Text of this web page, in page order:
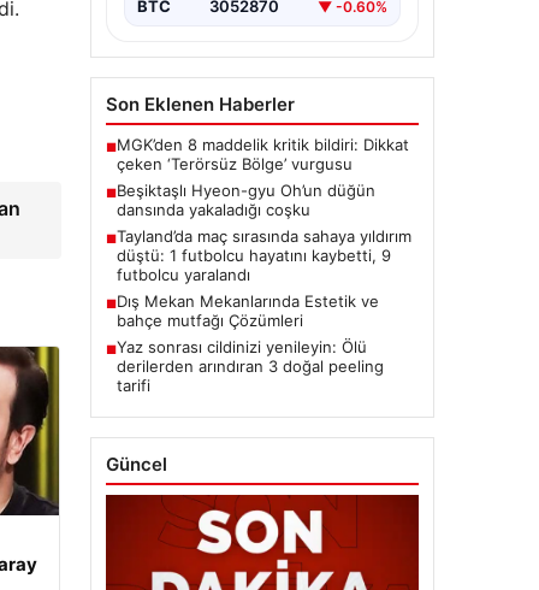
BTC 3052870 ▼ -0.60%
Son Eklenen Haberler
■MGK’den 8 maddelik kritik bildiri: Dikkat
çeken ‘Terörsüz Bölge’ vurgusu
■Beşiktaşlı Hyeon-gyu Oh’un düğün
dansında yakaladığı coşku
■Tayland’da maç sırasında sahaya yıldırım
düştü: 1 futbolcu hayatını kaybetti, 9
futbolcu yaralandı
■Dış Mekan Mekanlarında Estetik ve
bahçe mutfağı Çözümleri
■Yaz sonrası cildinizi yenileyin: Ölü
derilerden arındıran 3 doğal peeling
tarifi
Güncel